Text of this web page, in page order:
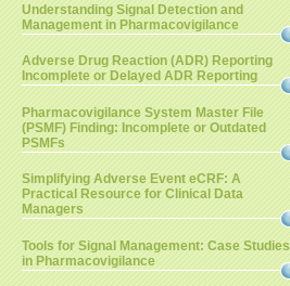
Understanding Signal Detection and
Management in Pharmacovigilance
Adverse Drug Reaction (ADR) Reporting
Incomplete or Delayed ADR Reporting
Pharmacovigilance System Master File
(PSMF) Finding: Incomplete or Outdated
PSMFs
Simplifying Adverse Event eCRF: A
Practical Resource for Clinical Data
Managers
Tools for Signal Management: Case Studies
in Pharmacovigilance